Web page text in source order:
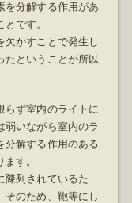
を分解する作用があ
です。
欠かすことで発生し
たということが所以
らず室内のライトに
弱いながら室内のラ
分解する作用のある
す。
陳列されているた
そのため、鞄等にし